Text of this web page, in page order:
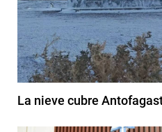
La nieve cubre